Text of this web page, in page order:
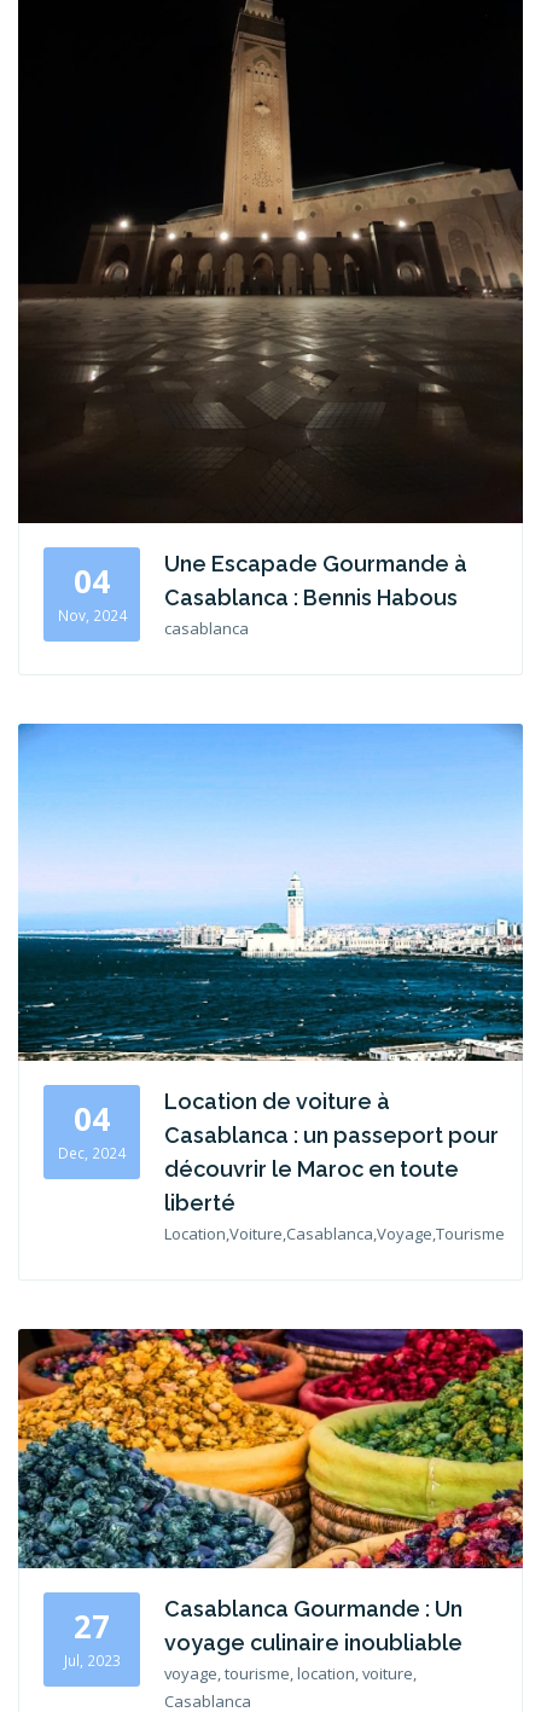
04
Nov, 2024
Une Escapade Gourmande à
Casablanca : Bennis Habous
casablanca
04
Dec, 2024
Location de voiture à
Casablanca : un passeport pour
découvrir le Maroc en toute
liberté
Location,Voiture,Casablanca,Voyage,Tourisme
27
Jul, 2023
Casablanca Gourmande : Un
voyage culinaire inoubliable
voyage, tourisme, location, voiture,
Casablanca